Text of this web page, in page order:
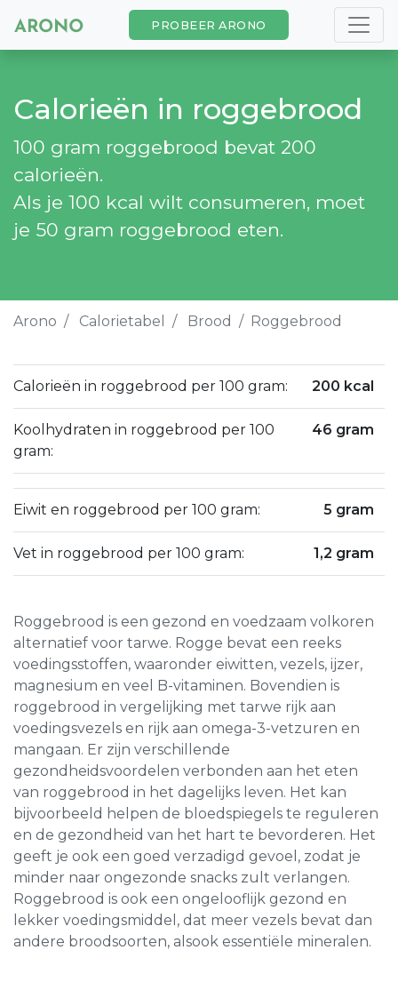
PROBEER ARONO
Calorieën in roggebrood
100 gram roggebrood bevat 200
calorieën.
Als je 100 kcal wilt consumeren, moet
je 50 gram roggebrood eten.
Arono Calorietabel Brood Roggebrood
Calorieën in roggebrood per 100 gram: 200 kcal
Koolhydraten in roggebrood per 100
gram:
46 gram
Eiwit en roggebrood per 100 gram: 5 gram
Vet in roggebrood per 100 gram: 1,2 gram
Roggebrood is een gezond en voedzaam volkoren
alternatief voor tarwe. Rogge bevat een reeks
voedingsstoffen, waaronder eiwitten, vezels, ijzer,
magnesium en veel B-vitaminen. Bovendien is
roggebrood in vergelijking met tarwe rijk aan
voedingsvezels en rijk aan omega-3-vetzuren en
mangaan. Er zijn verschillende
gezondheidsvoordelen verbonden aan het eten
van roggebrood in het dagelijks leven. Het kan
bijvoorbeeld helpen de bloedspiegels te reguleren
en de gezondheid van het hart te bevorderen. Het
geeft je ook een goed verzadigd gevoel, zodat je
minder naar ongezonde snacks zult verlangen.
Roggebrood is ook een ongelooflijk gezond en
lekker voedingsmiddel, dat meer vezels bevat dan
andere broodsoorten, alsook essentiële mineralen.